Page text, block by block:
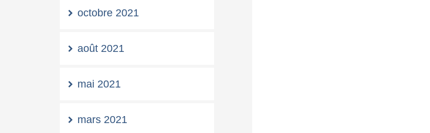
octobre 2021
août 2021
mai 2021
mars 2021